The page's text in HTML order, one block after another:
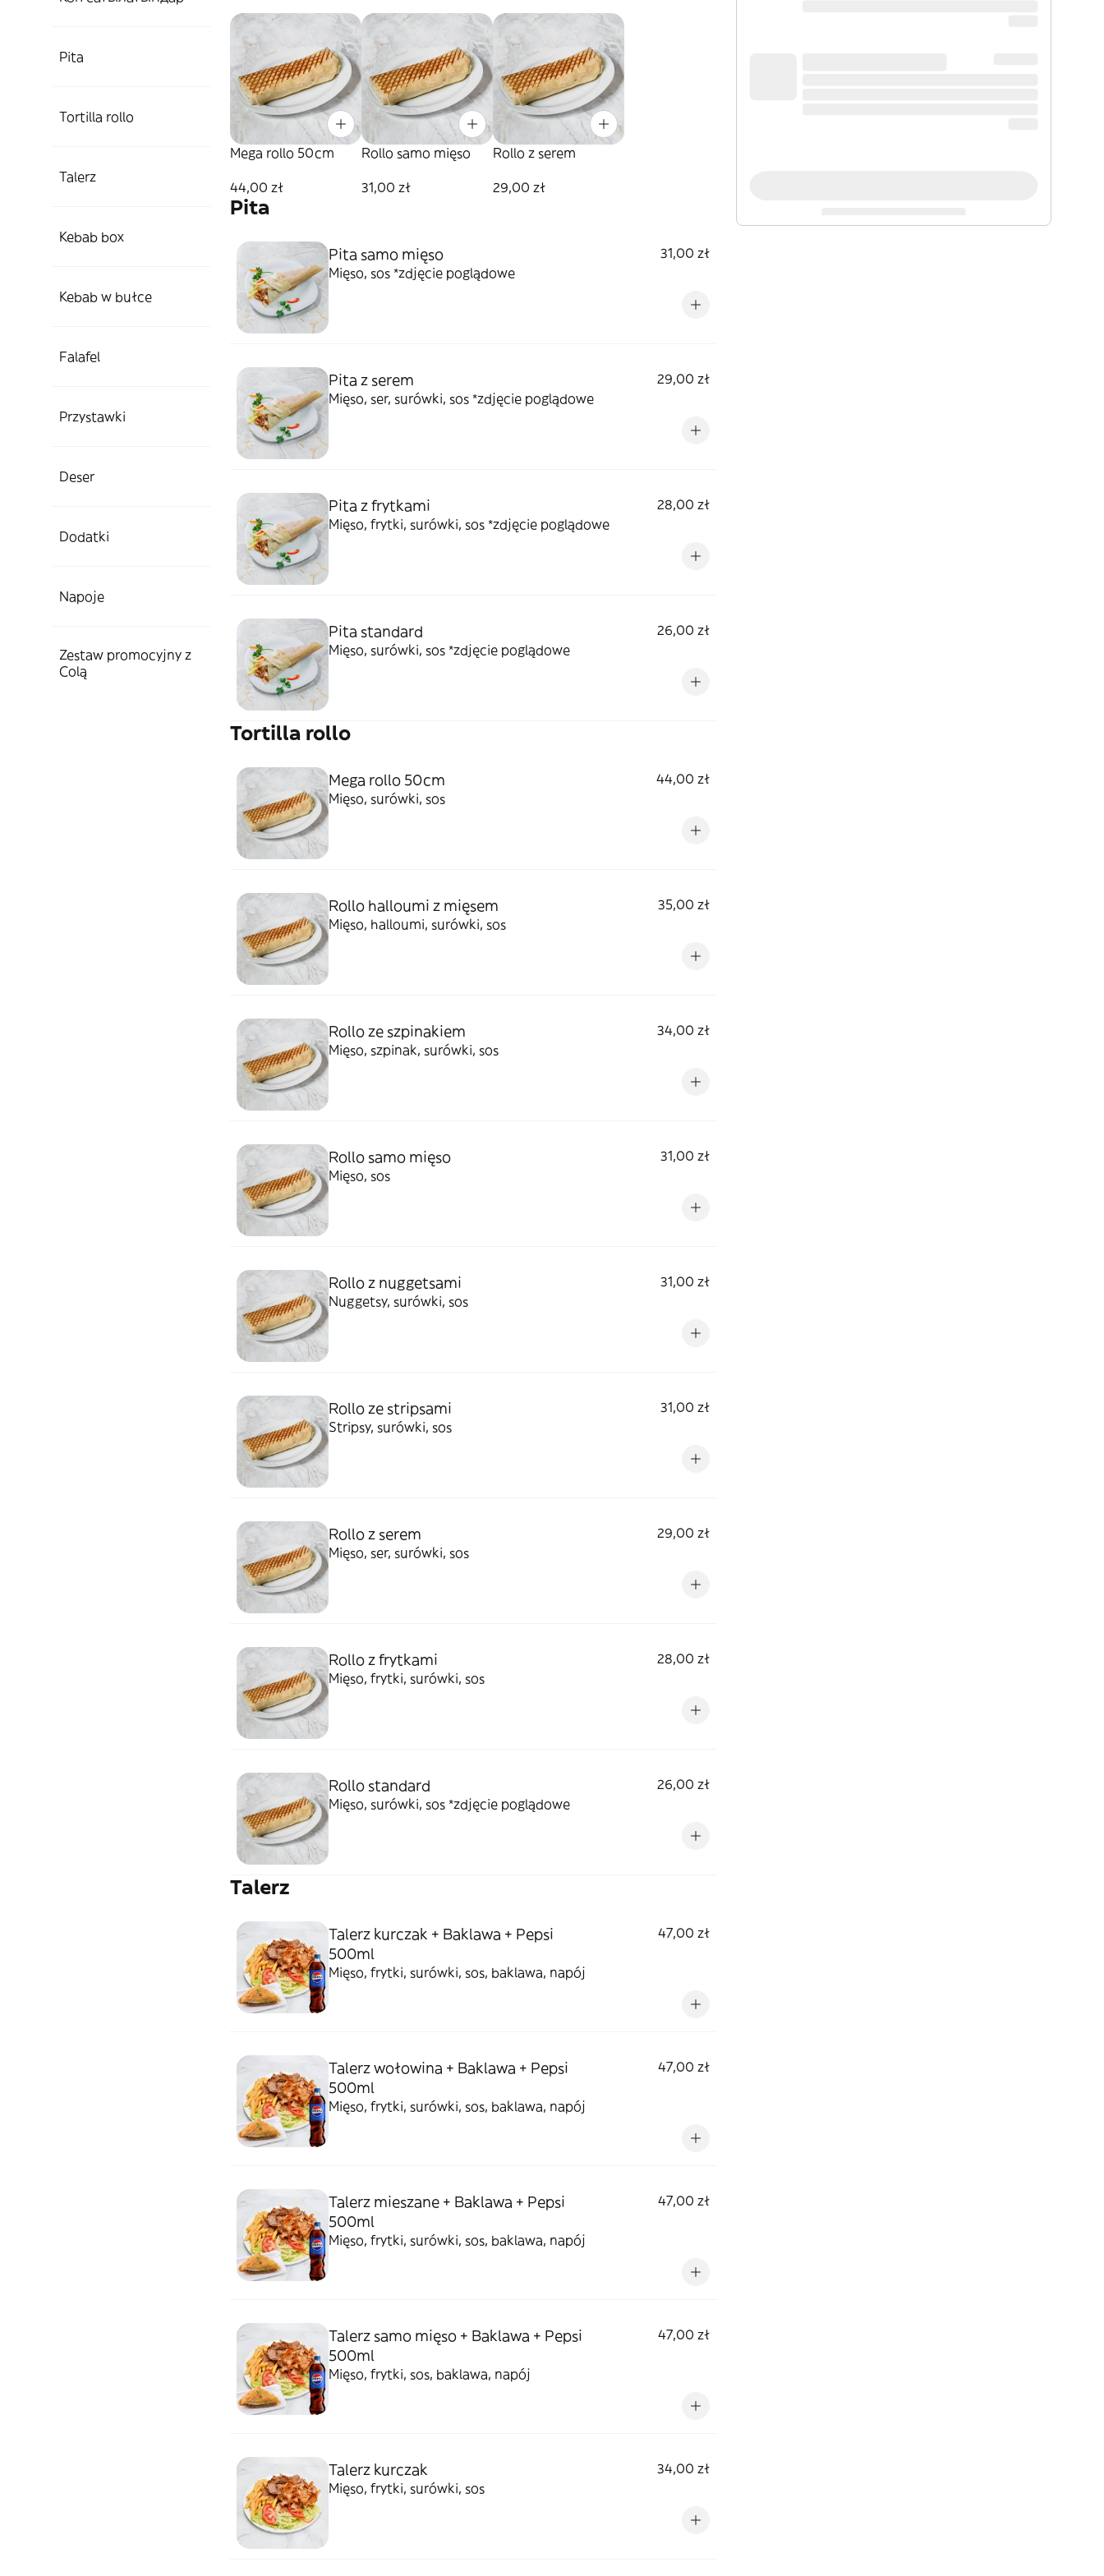
Pita
Tortilla rollo
Talerz
Kebab box
Kebab w bułce
Falafel
Przystawki
Deser
Dodatki
Napoje
Zestaw promocyjny z
Colą
Mega rollo 50cm
44,00 zł
Rollo samo mięso
31,00 zł
Rollo z serem
29,00 zł
Pita
Pita samo mięso
31,00 zł
Mięso, sos *zdjęcie poglądowe
Pita z serem
29,00 zł
Mięso, ser, surówki, sos *zdjęcie poglądowe
Pita z frytkami
28,00 zł
Mięso, frytki, surówki, sos *zdjęcie poglądowe
Pita standard
26,00 zł
Mięso, surówki, sos *zdjęcie poglądowe
Tortilla rollo
Mega rollo 50cm
44,00 zł
Mięso, surówki, sos
Rollo halloumi z mięsem
35,00 zł
Mięso, halloumi, surówki, sos
Rollo ze szpinakiem
34,00 zł
Mięso, szpinak, surówki, sos
Rollo samo mięso
31,00 zł
Mięso, sos
Rollo z nuggetsami
31,00 zł
Nuggetsy, surówki, sos
Rollo ze stripsami
31,00 zł
Stripsy, surówki, sos
Rollo z serem
29,00 zł
Mięso, ser, surówki, sos
Rollo z frytkami
28,00 zł
Mięso, frytki, surówki, sos
Rollo standard
26,00 zł
Mięso, surówki, sos *zdjęcie poglądowe
Talerz
Talerz kurczak + Baklawa + Pepsi
500ml
47,00 zł
Mięso, frytki, surówki, sos, baklawa, napój
Talerz wołowina + Baklawa + Pepsi
500ml
47,00 zł
Mięso, frytki, surówki, sos, baklawa, napój
Talerz mieszane + Baklawa + Pepsi
500ml
47,00 zł
Mięso, frytki, surówki, sos, baklawa, napój
Talerz samo mięso + Baklawa + Pepsi
500ml
47,00 zł
Mięso, frytki, sos, baklawa, napój
Talerz kurczak
34,00 zł
Mięso, frytki, surówki, sos